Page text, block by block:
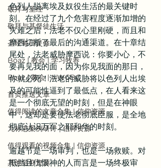
敬拜与圣经
敬拜与基督徒生活
圣经每日灵修
Boaz | 教会 | 学习牧养
Boaz | 教会 | NWCBC
首页推送文章
值得阅读的文章合集 | 信仰资源
九标志案例研讨 | 信仰资源
值得观看的视频合集 | 信仰资源
其他信仰资源
色列人脱离埃及奴役生活的最关键时
刻。在经过了九个危害程度逐渐加增的
灾难之后，法老不仅心里刚硬，而且和
摩西切断了最后的沟通渠道。在十章结
尾处，法老威胁摩西说：你要小心，不
要再见我的面，因为你见我面的那日，
你就必死！法老的威胁将以色列人出埃
及的可能性逼到了最低点，在人看来这
是一个彻底无望的时刻，但是在神眼
中，这却是要使法老彻底臣服，是全地
彻底认识万军之耶和华的时刻。
逾越节是一场审判，也是一场救赎。对
抵挡且仇恨神的人而言是一场终极审